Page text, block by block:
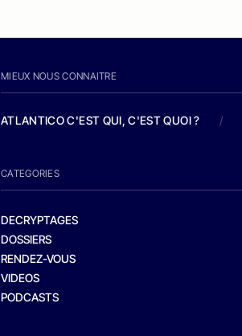
MIEUX NOUS CONNAITRE
ATLANTICO C'EST QUI, C'EST QUOI ? /
CATEGORIES
DECRYPTAGES
DOSSIERS
RENDEZ-VOUS
VIDEOS
PODCASTS